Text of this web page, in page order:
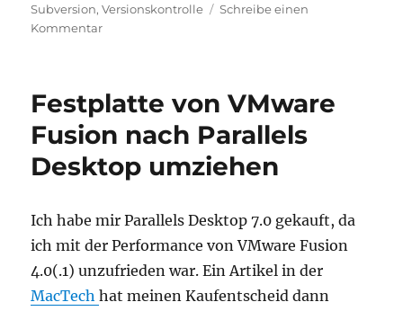
am
Subversion,Versionskontrolle
Schreibe einen
Kommentarzu
Festplatte von VMware
Fusion nach Parallels
Desktop umziehen
Ich habe mir Parallels Desktop 7.0 gekauft, da
ich mit der Performance von VMware Fusion
4.0(.1) unzufrieden war. Ein Artikel in der
MacTechhat meinen Kaufentscheid dann